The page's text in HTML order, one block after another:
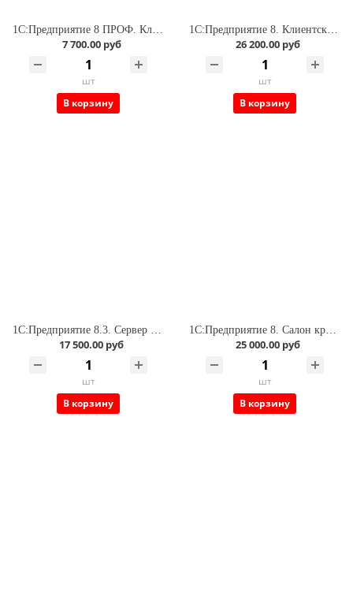
1С:Предприятие 8 ПРОФ. Клиентская лицензия на 1 рабочее место. Коробочная поставка
7 700.00 руб
шт
В корзину
1С:Предприятие 8. Клиентская лицензия на 5 рабочих мест. Коробочная поставка
26 200.00 руб
шт
В корзину
17 500.00 руб
шт
В корзину
25 000.00 руб
шт
В корзину